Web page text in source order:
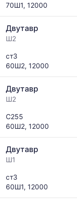
70Ш1, 12000
Двутавр
Ш2
ст3
60Ш2, 12000
Двутавр
Ш2
С255
60Ш2, 12000
Двутавр
Ш1
ст3
60Ш1, 12000